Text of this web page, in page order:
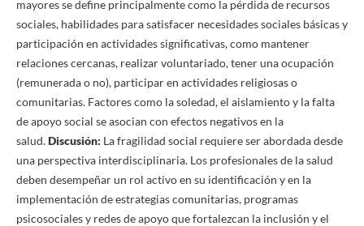
mayores se define principalmente como la pérdida de recursos
sociales, habilidades para satisfacer necesidades sociales básicas y
participación en actividades significativas, como mantener
relaciones cercanas, realizar voluntariado, tener una ocupación
(remunerada o no), participar en actividades religiosas o
comunitarias. Factores como la soledad, el aislamiento y la falta
de apoyo social se asocian con efectos negativos en la
salud.Discusión: La fragilidad social requiere ser abordada desde
una perspectiva interdisciplinaria. Los profesionales de la salud
deben desempeñar un rol activo en su identificación y en la
implementación de estrategias comunitarias, programas
psicosociales y redes de apoyo que fortalezcan la inclusión y el